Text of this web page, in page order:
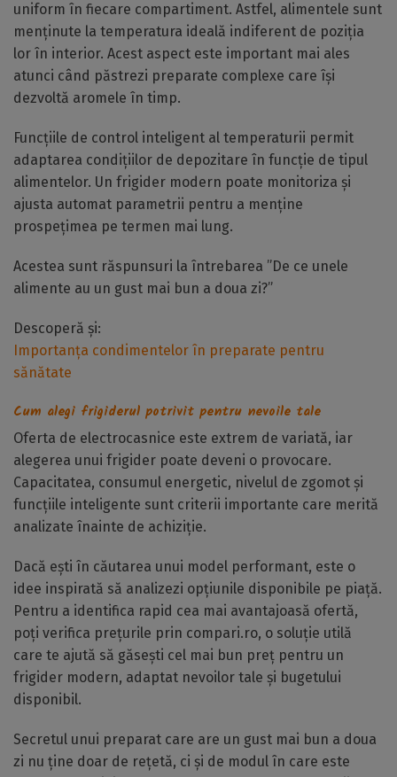
uniform în fiecare compartiment. Astfel, alimentele sunt
menținute la temperatura ideală indiferent de poziția
lor în interior. Acest aspect este important mai ales
atunci când păstrezi preparate complexe care își
dezvoltă aromele în timp.
Funcțiile de control inteligent al temperaturii permit
adaptarea condițiilor de depozitare în funcție de tipul
alimentelor. Un frigider modern poate monitoriza și
ajusta automat parametrii pentru a menține
prospețimea pe termen mai lung.
Acestea sunt răspunsuri la întrebarea ”De ce unele
alimente au un gust mai bun a doua zi?”
Descoperă și:
Importanța condimentelor în preparate pentru
sănătate
Cum alegi frigiderul potrivit pentru nevoile tale
Oferta de electrocasnice este extrem de variată, iar
alegerea unui frigider poate deveni o provocare.
Capacitatea, consumul energetic, nivelul de zgomot și
funcțiile inteligente sunt criterii importante care merită
analizate înainte de achiziție.
Dacă ești în căutarea unui model performant, este o
idee inspirată să analizezi opțiunile disponibile pe piață.
Pentru a identifica rapid cea mai avantajoasă ofertă,
poți verifica prețurile prin compari.ro, o soluție utilă
care te ajută să găsești cel mai bun preț pentru un
frigider modern, adaptat nevoilor tale și bugetului
disponibil.
Secretul unui preparat care are un gust mai bun a doua
zi nu ține doar de rețetă, ci și de modul în care este